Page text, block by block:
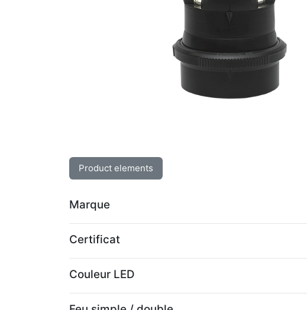
Product elements
Marque
Certificat
Couleur LED